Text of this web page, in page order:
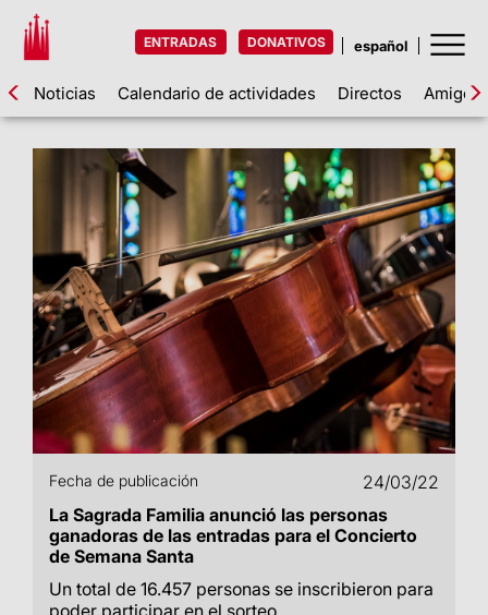
ENTRADAS DONATIVOS
Noticias Calendario de actividades Directos Amigos
Fecha de publicación
24/03/22
La Sagrada Familia anunció las personas
ganadoras de las entradas para el Concierto
de Semana Santa
Un total de 16.457 personas se inscribieron para
poder participar en el sorteo